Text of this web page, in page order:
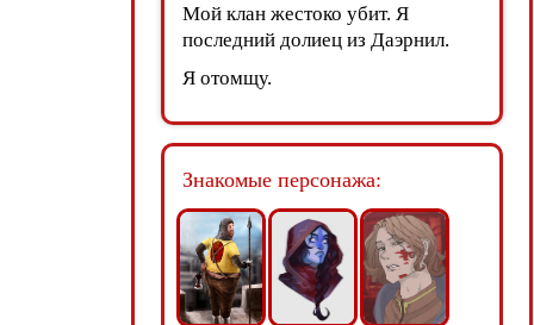
Мой клан жестоко убит. Я
последний долиец из Даэрнил.
Я отомщу.
Знакомые персонажа: